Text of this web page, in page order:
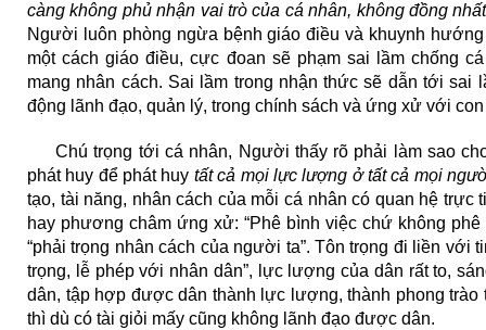
càng không phủ nhận vai trò của cá nhân, không đồng
Người luôn phòng ngừa bệnh giáo điều và khuynh
một cách giáo điều, cực đoan sẽ phạm sai lầm chống
mang nhân cách. Sai lầm trong nhận thức sẽ dẫn tới sai
động lãnh đạo, quản lý, trong chính sách và ứng xử với
Chú trọng tới cá nhân, Người thấy rõ phải làm sao
phát huy để phát huy tất cả mọi lực lượng ở tất cả mọi
tạo, tài năng, nhân cách của mỗi cá nhân có quan hệ
hay phương châm ứng xử: “Phê bình việc chứ không
“phải trọng nhân cách của người ta”. Tôn trọng đi liền với
trọng, lễ phép với nhân dân”, lực lượng của dân rất to,
dân, tập hợp được dân thành lực lượng, thành phong
thì dù có tài giỏi mấy cũng không lãnh đạo được dân.